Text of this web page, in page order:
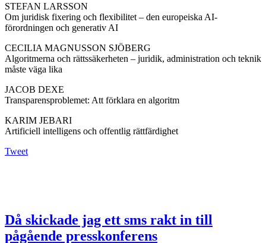
STEFAN LARSSON
Om juridisk fixering och flexibilitet – den europeiska AI-
förordningen och generativ AI
CECILIA MAGNUSSON SJÖBERG
Algoritmerna och rättssäkerheten – juridik, administration och teknik
måste väga lika
JACOB DEXE
Transparensproblemet: Att förklara en algoritm
KARIM JEBARI
Artificiell intelligens och offentlig rättfärdighet
Tweet
Då skickade jag ett sms rakt in till
pågående presskonferens